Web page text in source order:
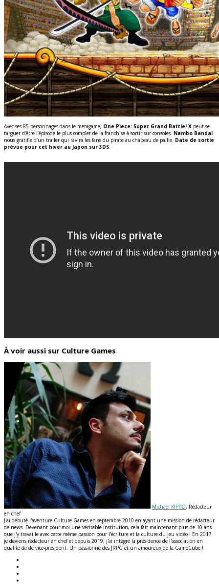
Avec ses 85 personnages dans le metagame, One Piece: Super Grand Battle! X peut se
targuer d’être l’épisode le plus complet de la franchise à sortir sur consoles. Nambo Bandai
nous gratifie d’un trailer qui ravira les fans du pirate au chapeau de paille. Date de sortie
prévue pour cet hiver au Japon sur 3DS.
À voir aussi sur Culture Games
Michaël KIPPO, Rédacteur
en chef
J'ai débuté l'aventure Culture Games en septembre 2010 en ayant une mission de rédacteur
de news. Devenant pour moi une véritable institution, cela fait maintenant plus de 10 ans
que j'y travaille avec cette même passion pour l'écriture et la culture du jeu vidéo ! En 2017
je deviens rédacteur en chef et depuis 2019, j'ai intégré la présidence de l'association en
qualité de de vice-président. Un passionné des JRPG et un amoureux de la GameCube !